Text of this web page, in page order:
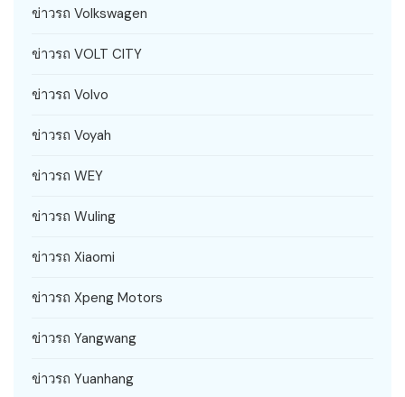
ข่าวรถ Volkswagen
ข่าวรถ VOLT CITY
ข่าวรถ Volvo
ข่าวรถ Voyah
ข่าวรถ WEY
ข่าวรถ Wuling
ข่าวรถ Xiaomi
ข่าวรถ Xpeng Motors
ข่าวรถ Yangwang
ข่าวรถ Yuanhang